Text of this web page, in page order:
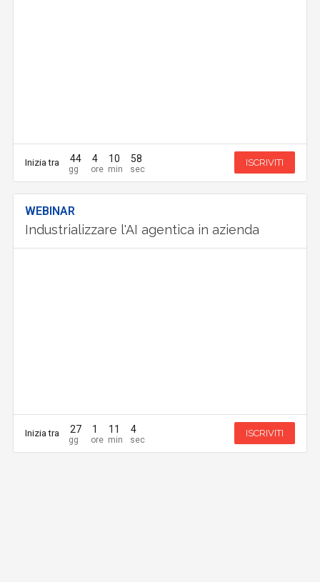
Inizia tra 44 4 10 57 ISCRIVITI
WEBINAR
Industrializzare l'AI agentica in azienda
Inizia tra 27 1 11 4 ISCRIVITI